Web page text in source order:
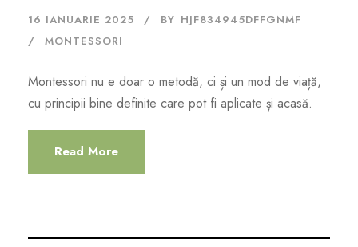
16 IANUARIE 2025 BY HJF834945DFFGNMF
MONTESSORI
Montessori nu e doar o metodă, ci și un mod de viață,
cu principii bine definite care pot fi aplicate și acasă.
Read More